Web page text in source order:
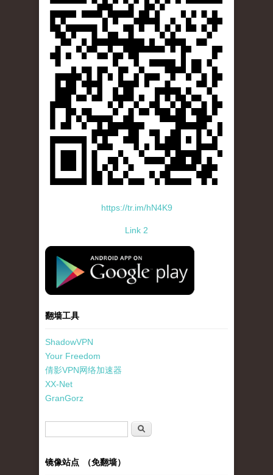
https://tr.im/hN4K9
Link 2
standard-icon-googleplay-app-store.png
翻墙工具
ShadowVPN
Your Freedom
倩影VPN网络加速器
XX-Net
GranGorz
搜索
镜像站点 （免翻墙）